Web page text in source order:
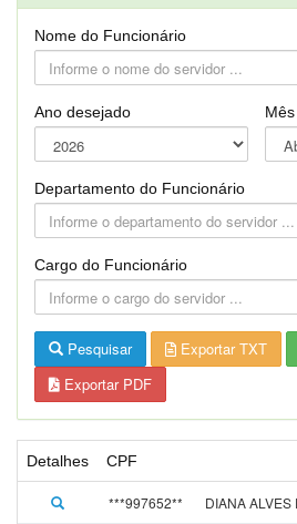
Nome do Funcionário
Ano desejado
Departamento do Funcionário
Cargo do Funcionário
Pesquisar Exportar TXT
Exportar PDF
Detalhes CPF
***997652** DIANA ALVES